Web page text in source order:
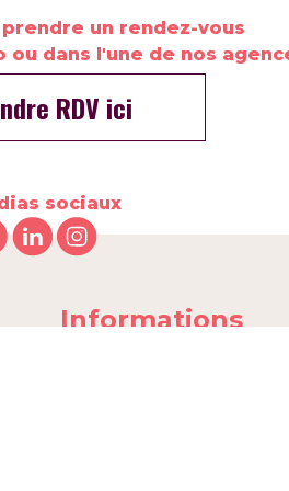
un rendez-vous
dans l'une de nos
RDV ici
sociaux
Informations